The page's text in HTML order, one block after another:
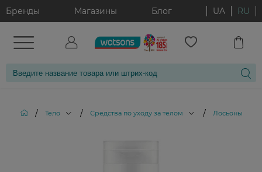
Бренды Магазины Блог UA RU
/ Тело / Средства по уходу за телом / Лосьоны для